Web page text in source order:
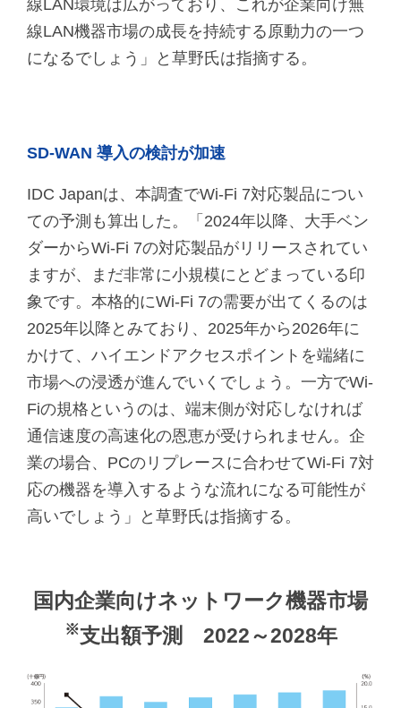
線LAN環境は広がっており、これが企業向け無
線LAN機器市場の成長を持続する原動力の一つ
になるでしょう」と草野氏は指摘する。
SD-WAN 導入の検討が加速
IDC Japanは、本調査でWi-Fi 7対応製品につい
ての予測も算出した。「2024年以降、大手ベン
ダーからWi-Fi 7の対応製品がリリースされてい
ますが、まだ非常に小規模にとどまっている印
象です。本格的にWi-Fi 7の需要が出てくるのは
2025年以降とみており、2025年から2026年に
かけて、ハイエンドアクセスポイントを端緒に
市場への浸透が進んでいくでしょう。一方でWi-
Fiの規格というのは、端末側が対応しなければ
通信速度の高速化の恩恵が受けられません。企
業の場合、PCのリプレースに合わせてWi-Fi 7対
応の機器を導入するような流れになる可能性が
高いでしょう」と草野氏は指摘する。
国内企業向けネットワーク機器市場
※支出額予測 2022～2028年